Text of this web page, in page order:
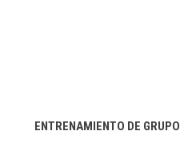
ENTRENAMIENTO DE GRUPO